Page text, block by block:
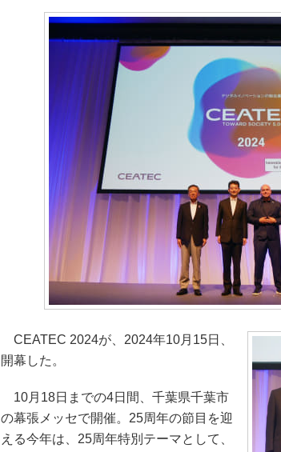
CEATEC 2024が、2024年10月15日、
開幕した。
10月18日までの4日間、千葉県千葉市
の幕張メッセで開催。25周年の節目を迎
える今年は、25周年特別テーマとして、